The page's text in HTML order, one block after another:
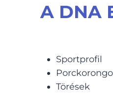
A DNA
Sportprofil
Törések